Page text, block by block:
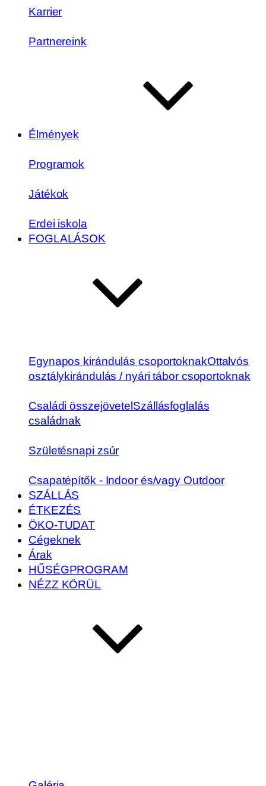
Karrier
Partnereink
Élmények
Programok
Játékok
Erdei iskola
FOGLALÁSOK
Egynapos kirándulás csoportoknakOttalvós
osztálykirándulás / nyári tábor csoportoknak
Családi összejövetel Szállásfoglalás
családnak
Születésnapi zsúr
Csapatépítők - Indoor és/vagy Outdoor
SZÁLLÁS
ÉTKEZÉS
ÖKO-TUDAT
Cégeknek
Árak
HŰSÉGPROGRAM
NÉZZ KÖRÜL